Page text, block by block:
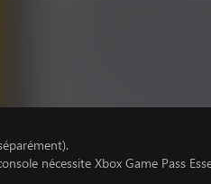
nécessite Xbox Game Pass